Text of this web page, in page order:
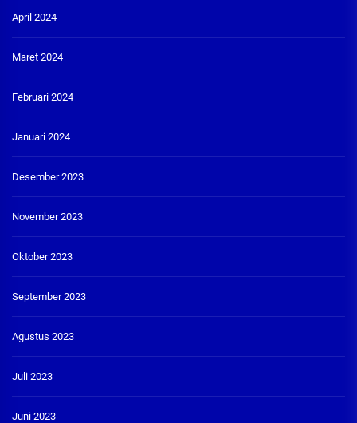
April 2024
Maret 2024
Februari 2024
Januari 2024
Desember 2023
November 2023
Oktober 2023
September 2023
Agustus 2023
Juli 2023
Juni 2023